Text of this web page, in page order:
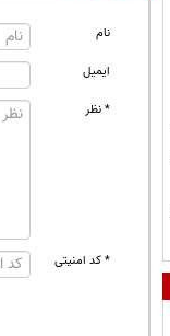
نام
ایمیل
* نظر
* کد امنیتی